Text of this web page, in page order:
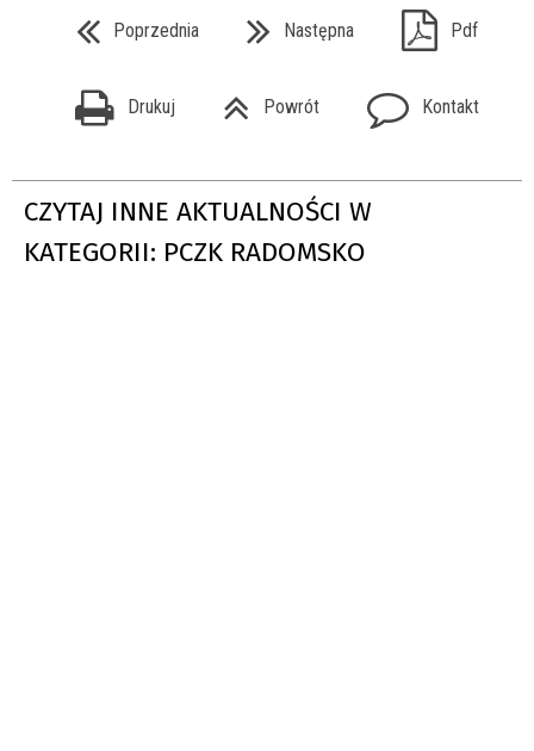
Poprzednia Następna Pdf
Drukuj Powrót Kontakt
CZYTAJ INNE AKTUALNOŚCI W
KATEGORII: PCZK RADOMSKO